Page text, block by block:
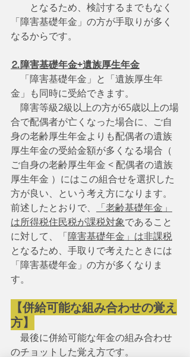
となるため、検討するまでもなく
「障害基礎年金」の方が手取りが多く
なるからです。
⒉障害基礎年金+遺族厚生年金
「障害基礎年金」と「遺族厚生年
金」も同時に受給できます。
障害等級2級以上の方が65歳以上の場
合で配偶者が亡くなった場合に、ご自
身の老齢厚生年金よりも配偶者の遺族
厚生年金の受給金額が多くなる場合（
ご自身の老齢厚生年金 < 配偶者の遺族
厚生年金 ）にはこの組合せを選択した
方が良い、という考え方になります。
前述したとおりで、
「老齢基礎年金」
は所得税住民税が課税対象であること
に対して、「障害基礎年金」は非課税
となるため、手取りで考えたときには
「障害基礎年金」の方が多くなりま
す。
【併給可能な組み合わせの覚え
方】
最後に併給可能な年金の組み合わせ
のチョットした覚え方です。